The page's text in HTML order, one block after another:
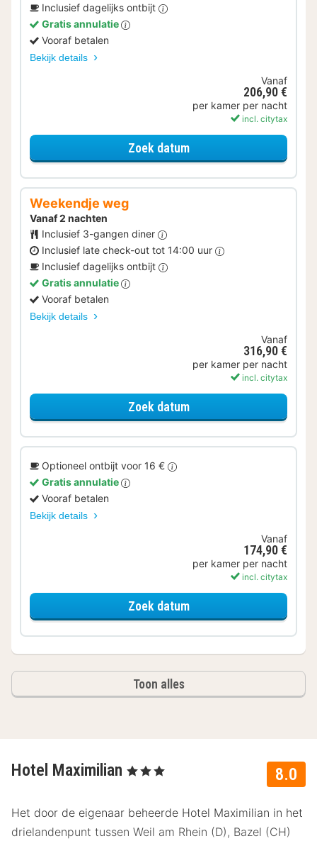
Inclusief dagelijks ontbijt
Gratis annulatie
Vooraf betalen
Bekijk details
Vanaf
206,90 €
per kamer per nacht
incl. citytax
Zoek datumvoor Ontbijt Special
Weekendje weg
Vanaf 2 nachten
Inclusief 3-gangen diner
Inclusief late check-out tot 14:00 uur
Inclusief dagelijks ontbijt
Gratis annulatie
Vooraf betalen
Bekijk details
Vanaf
316,90 €
per kamer per nacht
incl. citytax
Zoek datumvoor Weekendje weg
Optioneel ontbijt voor 16 €
Gratis annulatie
Vooraf betalen
Bekijk details
Vanaf
174,90 €
per kamer per nacht
incl. citytax
Zoek datumvoor Standaard Kamer
Toon alles
8.0
Hotel Maximilian , 3 Sterren
Het door de eigenaar beheerde Hotel Maximilian in het
drielandenpunt tussen Weil am Rhein (D), Bazel (CH)